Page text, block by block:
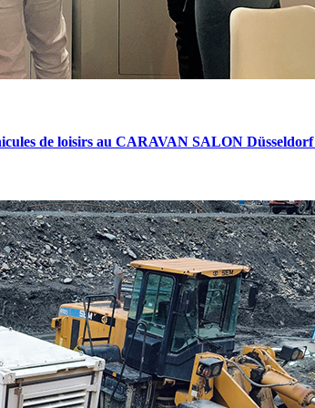
de loisirs au CARAVAN SALON Düsseldorf